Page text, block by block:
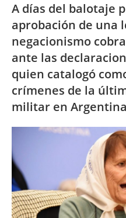
A días del balotaje
aprobación de una
negacionismo
ante las
quien catalogó
crímenes de la
militar en Argentina